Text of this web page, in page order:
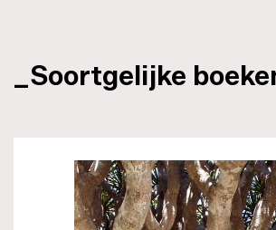
_Soortgelijke